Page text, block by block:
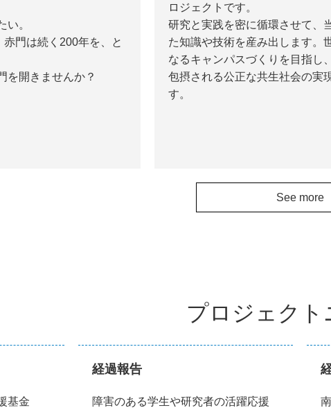
い。
門は続く200年を、と
を開きませんか？
ロジェクトです。
研究と実践を密に循環させて、
た知識や技術を産み出します。
なるキャンパスづくりを目指し
包摂される公正な共生社会の実
す。
See more
プロジェクト
基金
経過報告
障害のある学生や研究者の活躍応援